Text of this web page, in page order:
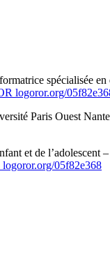
spécialisée
ror.org/
Paris Ouest
et de l’adolescent
ror.org/05f82e368